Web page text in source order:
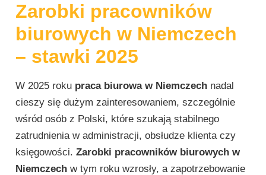
Zarobki pracowników
biurowych w Niemczech
– stawki 2025
W 2025 roku praca biurowa w Niemczech nadal
cieszy się dużym zainteresowaniem, szczególnie
wśród osób z Polski, które szukają stabilnego
zatrudnienia w administracji, obsłudze klienta czy
księgowości.Zarobki pracowników biurowych w
Niemczech w tym roku wzrosły, a zapotrzebowanie